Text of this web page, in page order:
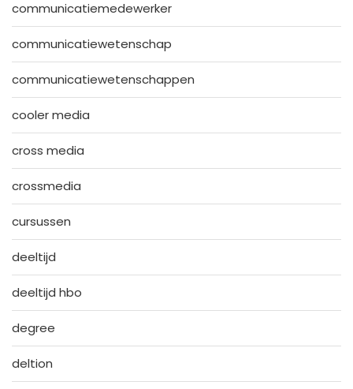
communicatiemedewerker
communicatiewetenschap
communicatiewetenschappen
cooler media
cross media
crossmedia
cursussen
deeltijd
deeltijd hbo
degree
deltion